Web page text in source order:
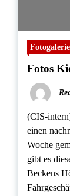
Fotos
(CIS-
einen
Woche
gibt es
Beckens